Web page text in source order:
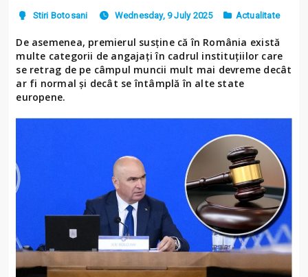
Stiri Botosani Wednesday, 9 July 2025 Actualitate
De asemenea, premierul susține că în România există
multe categorii de angajați în cadrul instituțiilor care
se retrag de pe câmpul muncii mult mai devreme decât
ar fi normal și decât se întâmplă în alte state
europene.